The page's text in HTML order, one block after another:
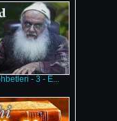
- 3 - E...